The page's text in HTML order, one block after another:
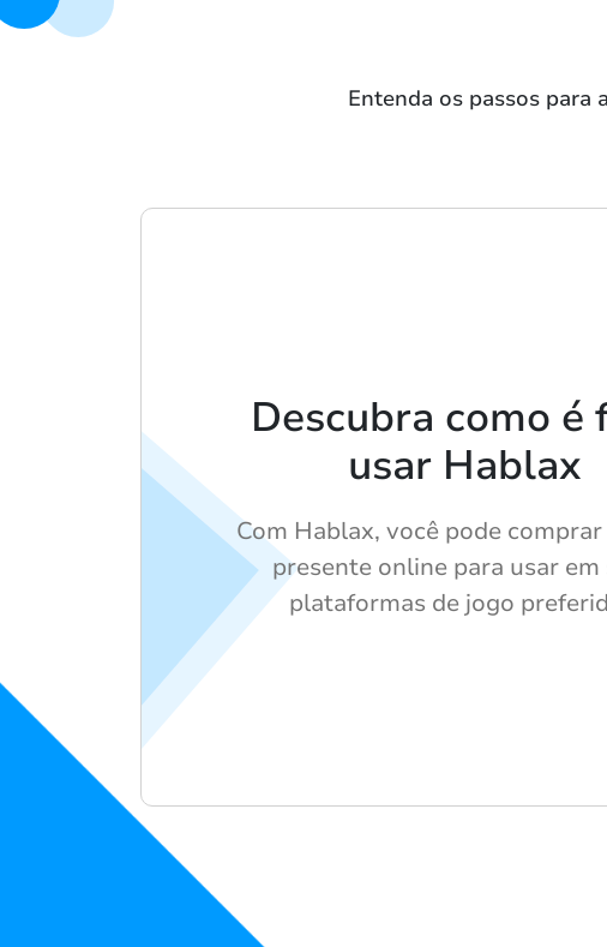
Entenda os passos para
Descubra como é
usar Hablax
Com Hablax, você pode
presente online para usar em
plataformas de jogo